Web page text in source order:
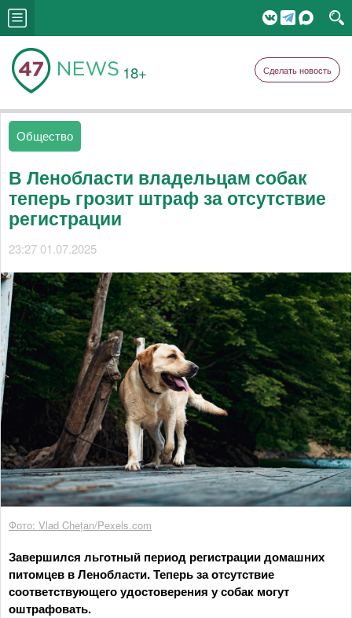
18+ Сделать новость
Общество
В Ленобласти владельцам собак
теперь грозит штраф за отсутствие
регистрации
23:27 01.07.2025
Фото: Vlad Chețan/Pexels.com
Завершился льготный период регистрации домашних
питомцев в Ленобласти. Теперь за отсутствие
соответствующего удостоверения у собак могут
оштрафовать.